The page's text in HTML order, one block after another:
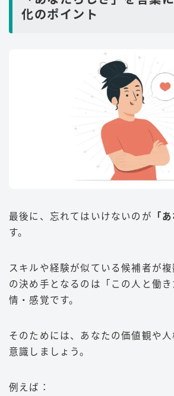
化のポイント
最後に、忘れてはいけないのが 「
す。
スキルや経験が似ている候補者が
の決め手となるのは「この人と働
情・感覚です。
そのためには、あなたの価値観や
意識しましょう。
例えば：